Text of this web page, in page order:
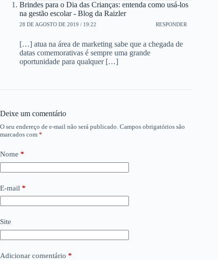
Brindes para o Dia das Crianças: entenda como usá-los
na gestão escolar - Blog da Raizler
28 DE AGOSTO DE 2019 / 19:22 RESPONDER
[…] atua na área de marketing sabe que a chegada de
datas comemorativas é sempre uma grande
oportunidade para qualquer […]
Deixe um comentário
O seu endereço de e-mail não será publicado. Campos obrigatórios são
marcados com *
Nome *
E-mail *
Site
Adicionar comentário *